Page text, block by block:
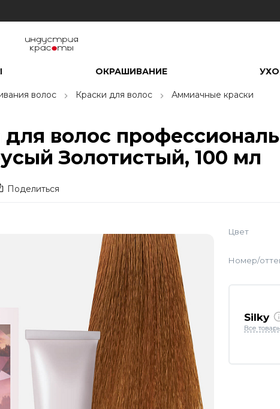
ОКРАШИВАНИЕ
волос Краски для волос Аммиачные краски
волос
Золотистый, 100 мл
Поделиться
Цвет
Номер/
Silky
Все